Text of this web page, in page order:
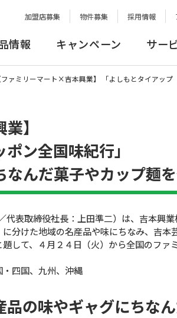
加盟店募集 物件募集 採用情報
情報 キャンペーン サー
ファミリーマート×吉本興業】 「よしもとタイアッ
】
ン全国味紀行」
んだ菓子やカップ麺
表取締役社長：上田準二）は、吉本興
分けた地域の名産品や味にちなみ、吉本
して、４月２４日（火）から全国のファ
四国、九州、沖縄
の味やギャグにちな